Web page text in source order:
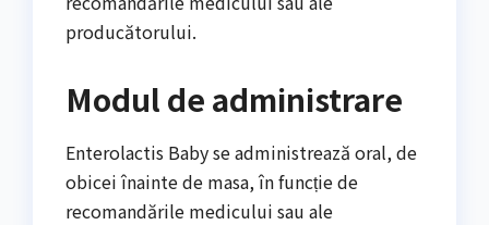
producătorului.
Modul de administrare
Enterolactis Baby se administrează oral, de
obicei înainte de masa, în funcție de
recomandările medicului sau ale